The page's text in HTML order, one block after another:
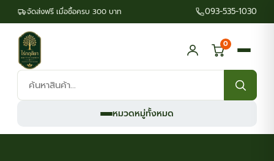
จัดส่งฟรี เมื่อซื้อครบ 300 บาท 093-535-1030
ค้นหา
สินค้า:
0
หมวดหมู่ทั้งหมด